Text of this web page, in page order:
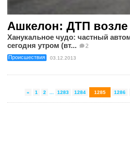
Ашкелон: ДТП возле
Ханукальное чудо: частный
сегодня утром (вт...
2
Происшествия 03.12.2013
« 1 2 ... 1283 1284 1285 1286